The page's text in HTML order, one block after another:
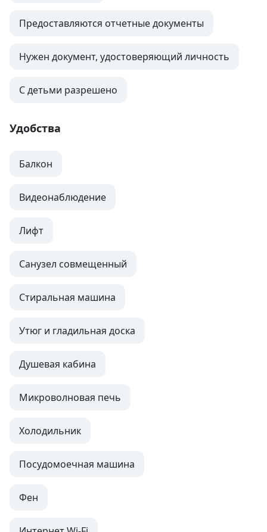
Предоставляются отчетные документы
Нужен документ, удостоверяющий личность
С детьми разрешено
Удобства
Балкон
Видеонаблюдение
Лифт
Санузел совмещенный
Стиральная машина
Утюг и гладильная доска
Душевая кабина
Микроволновая печь
Холодильник
Посудомоечная машина
Фен